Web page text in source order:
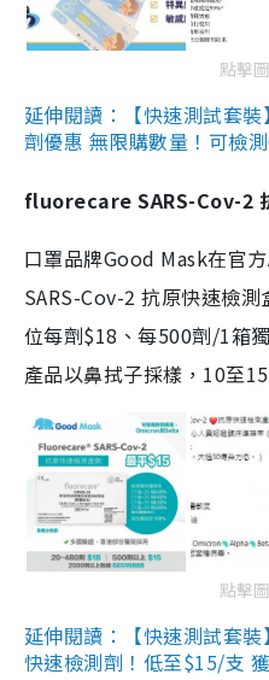
點擊
延伸閱讀：【快速測試套
劑優惠 無限購數量！可檢
fluorecare SARS-Cov-2
口罩品牌Good Mask在官
SARS-Cov-2 抗原快速檢
位每劑$18、每500劑/1箱
產品以鼻拭子採樣，10至
點擊
延伸閱讀：【快速測試套
快速檢測劑！低至$15/支